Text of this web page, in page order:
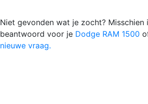
Niet gevonden wat je zocht? Misschien
beantwoord voor je Dodge RAM 1500
nieuwe vraag.